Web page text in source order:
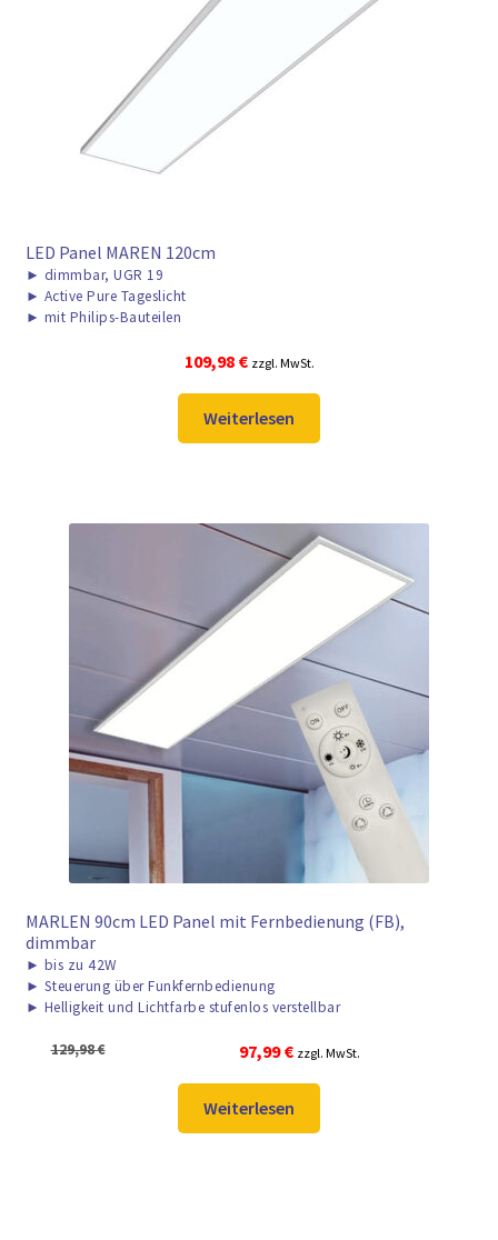
LED Panel MAREN 120cm
► dimmbar, UGR 19
► Active Pure Tageslicht
► mit Philips-Bauteilen
109,98 € zzgl. MwSt.
Weiterlesen
MARLEN 90cm LED Panel mit Fernbedienung (FB),
dimmbar
► bis zu 42W
► Steuerung über Funkfernbedienung
► Helligkeit und Lichtfarbe stufenlos verstellbar
129,98€
Ursprünglicher
Preis
war:
129,98 €
97,99€Aktueller
Preis
ist:
97,99 €.
zzgl. MwSt.
Weiterlesen